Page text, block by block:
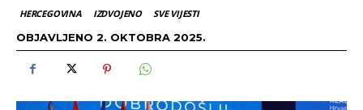
HERCEGOVINA IZDVOJENO SVE VIJESTI
OBJAVLJENO 2. OKTOBRA 2025.